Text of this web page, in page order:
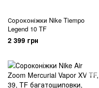
Сороконіжки Nike Tiempo
Legend 10 TF
2 399 грн